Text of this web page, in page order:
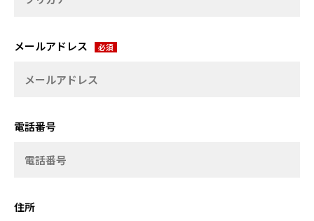
メールアドレス
電話番号
住所